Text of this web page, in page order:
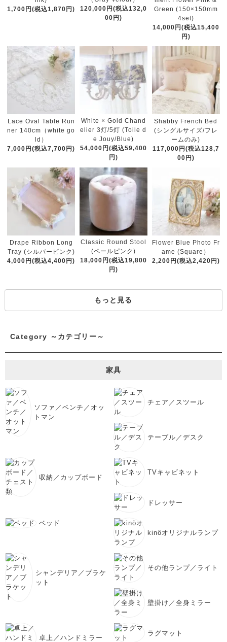
1,700円(税込1,870円)
120,000円(税込132,0
00円)
Green (150×150mm
4set)
14,000円(税込15,400
円)
Lace Oval Table Run
ner 140cm（white go
ld）
7,000円(税込7,700円)
White × Gold Chand
elier 3灯/5灯 (Toile d
e Jouy/Blue)
54,000円(税込59,400
円)
Shabby French Bed
(シングルサイズ/フレ
ームのみ)
117,000円(税込128,7
00円)
Drape Ribbon Long
Tray (シルバーピンク)
4,000円(税込4,400円)
Classic Round Stool
(ペールピンク)
18,000円(税込19,800
円)
Flower Blue Photo Fr
ame (Square）
2,200円(税込2,420円)
もっと見る
Category ～カテゴリー～
家具
ソファ／ベンチ／オッ
トマン
チェア／スツール
テーブル／デスク
収納／カップボード
TVキャビネット
ドレッサー
ベッド
kinöオリジナルランプ
シャンデリア／ブラケ
ット
その他ランプ／ライト
壁掛け／全身ミラー
卓上／ハンドミラー
ラグマット